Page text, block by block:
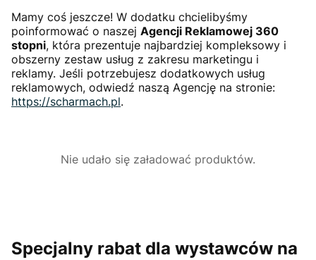
Mamy coś jeszcze! W dodatku chcielibyśmy
poinformować o naszej Agencji Reklamowej 360
stopni, która prezentuje najbardziej kompleksowy i
obszerny zestaw usług z zakresu marketingu i
reklamy. Jeśli potrzebujesz dodatkowych usług
reklamowych, odwiedź naszą Agencję na stronie:
https://scharmach.pl.
Nie udało się załadować produktów.
Specjalny rabat dla wystawców na